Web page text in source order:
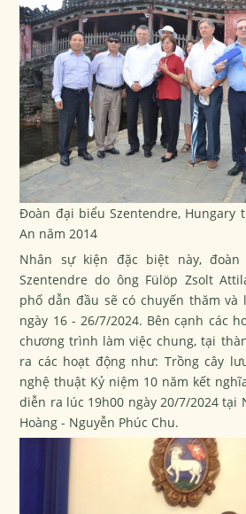
Đoàn đại biểu Szentendre, Hungary
An năm 2014
Nhân sự kiện đặc biệt này,
Szentendre do ông Fülöp Zsolt
phố dẫn đầu sẽ có chuyến thăm và
ngày 16 - 26/7/2024. Bên cạnh các
chương trình làm việc chung, tại
ra các hoạt động như: Trồng cây
nghệ thuật Kỷ niệm 10 năm kết
diễn ra lúc 19h00 ngày 20/7/2024 tại
Hoàng - Nguyễn Phúc Chu.